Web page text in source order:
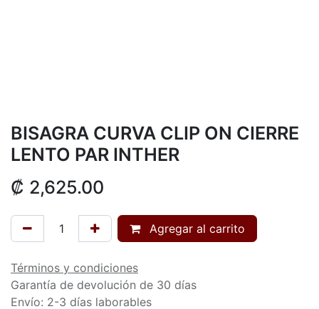
BISAGRA CURVA CLIP ON CIERRE
LENTO PAR INTHER
₡ 2,625.00
Agregar al carrito
Términos y condiciones
Garantía de devolución de 30 días
Envío: 2-3 días laborables